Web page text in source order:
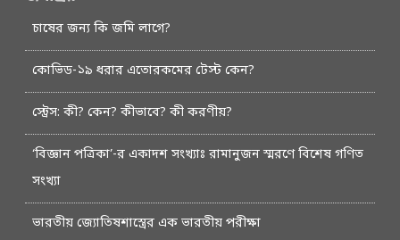
চাষের জন্য কি জমি লাগে?
কোভিড-১৯ ধরার এতোরকমের টেস্ট কেন?
স্ট্রেস: কী? কেন? কীভাবে? কী করণীয়?
‘বিজ্ঞান পত্রিকা’-র একাদশ সংখ্যাঃ রামানুজন স্মরণে বিশেষ গণিত
সংখ্যা
ভারতীয় জ্যোতিষশাস্ত্রের এক ভারতীয় পরীক্ষা